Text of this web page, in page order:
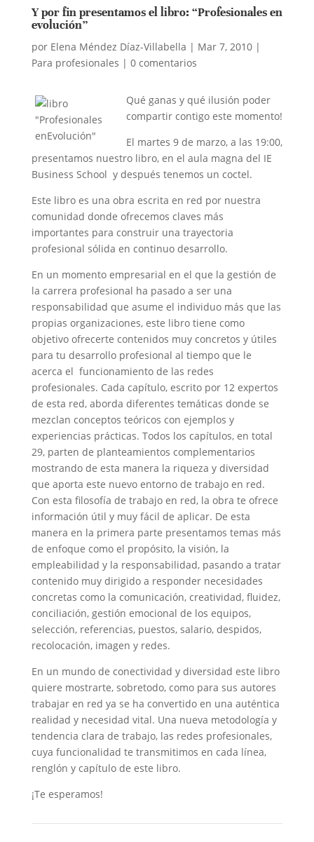
Y por fin presentamos el libro: “Profesionales en
evolución”
por Elena Méndez Díaz-Villabella | Mar 7, 2010|
Para profesionales | 0 comentarios
Qué ganas y qué ilusión poder
compartir contigo este momento!
El martes 9 de marzo, a las 19:00,
presentamos nuestro libro, en el aula magna del IE
Business School y después tenemos un coctel.
Este libro es una obra escrita en red por nuestra
comunidad donde ofrecemos claves más
importantes para construir una trayectoria
profesional sólida en continuo desarrollo.
En un momento empresarial en el que la gestión de
la carrera profesional ha pasado a ser una
responsabilidad que asume el individuo más que las
propias organizaciones, este libro tiene como
objetivo ofrecerte contenidos muy concretos y útiles
para tu desarrollo profesional al tiempo que le
acerca el funcionamiento de las redes
profesionales. Cada capítulo, escrito por 12 expertos
de esta red, aborda diferentes temáticas donde se
mezclan conceptos teóricos con ejemplos y
experiencias prácticas. Todos los capítulos, en total
29, parten de planteamientos complementarios
mostrando de esta manera la riqueza y diversidad
que aporta este nuevo entorno de trabajo en red.
Con esta filosofía de trabajo en red, la obra te ofrece
información útil y muy fácil de aplicar. De esta
manera en la primera parte presentamos temas más
de enfoque como el propósito, la visión, la
empleabilidad y la responsabilidad, pasando a tratar
contenido muy dirigido a responder necesidades
concretas como la comunicación, creatividad, fluidez,
conciliación, gestión emocional de los equipos,
selección, referencias, puestos, salario, despidos,
recolocación, imagen y redes.
En un mundo de conectividad y diversidad este libro
quiere mostrarte, sobretodo, como para sus autores
trabajar en red ya se ha convertido en una auténtica
realidad y necesidad vital. Una nueva metodología y
tendencia clara de trabajo, las redes profesionales,
cuya funcionalidad te transmitimos en cada línea,
renglón y capítulo de este libro.
¡Te esperamos!